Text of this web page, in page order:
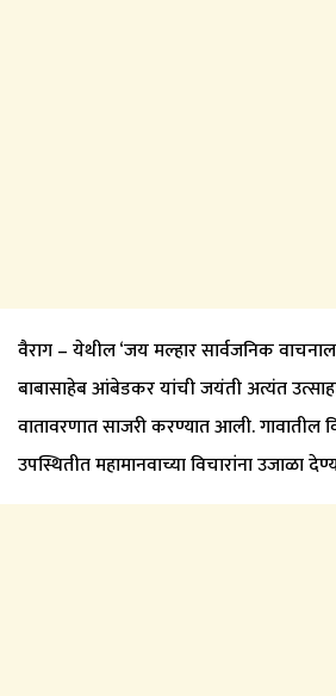
वैराग – येथील ‘जय मल्हार सार्वजनिक
बाबासाहेब आंबेडकर यांची जयंती अत्यंत
वातावरणात साजरी करण्यात आली. गावातील
उपस्थितीत महामानवाच्या विचारांना उजाळा